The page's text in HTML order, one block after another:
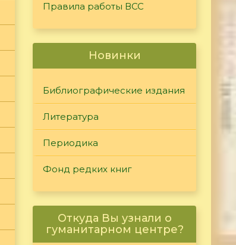
Правила работы ВСС
Новинки
Библиографические издания
Литература
Периодика
Фонд редких книг
Откуда Вы узнали о
гуманитарном центре?